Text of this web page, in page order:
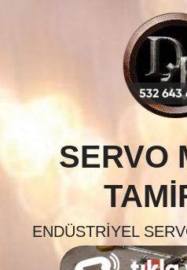
SERVO
ENDÜSTRIYEL